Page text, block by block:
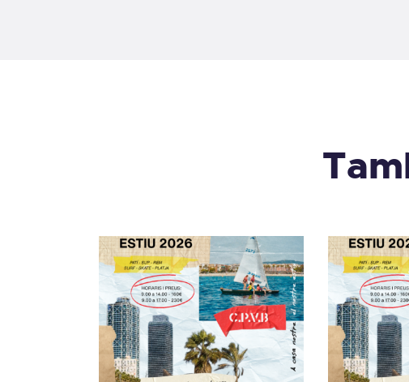
CAMPUS ESTIU CPVB
27/07
160,00 € 160,00